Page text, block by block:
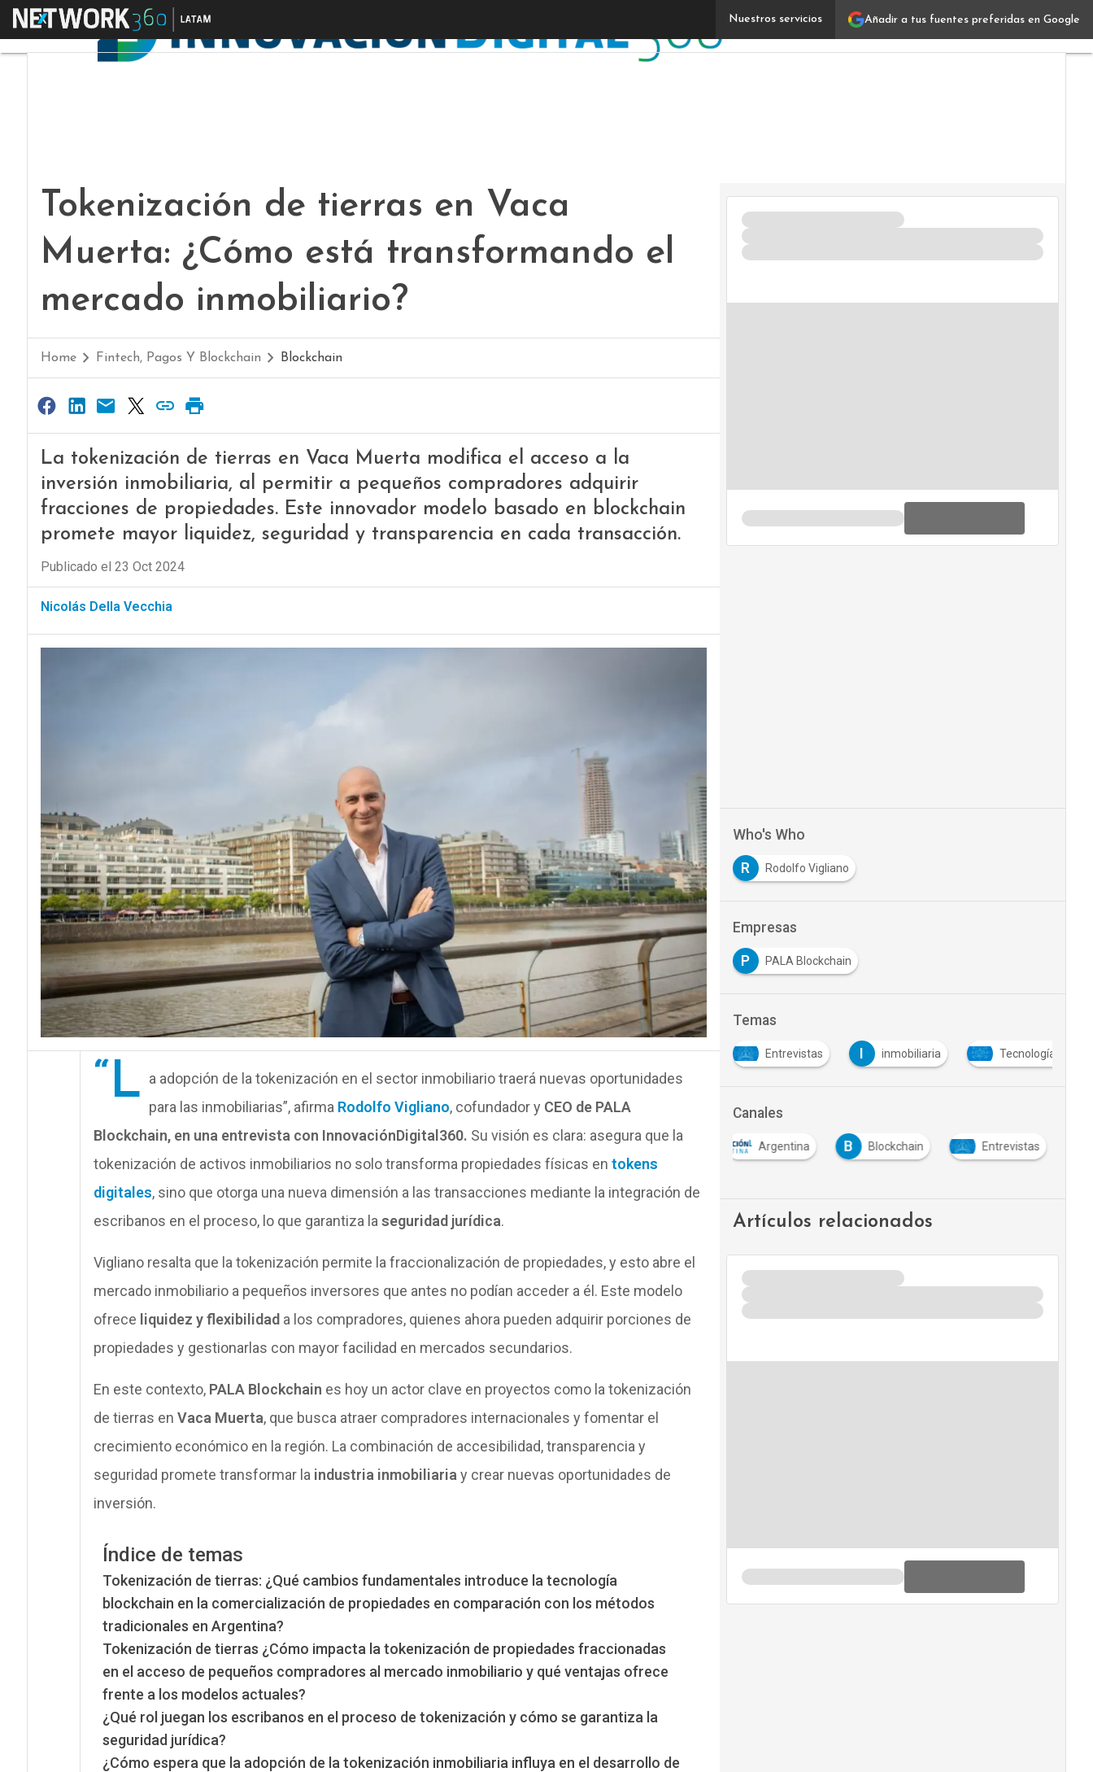
Añadir a tus fuentes preferidas en Google
Nuestros servicios
Menú Tokenización de tierras en Vaca Muerta: ¿Cómo está
Tokenización de tierras en Vaca
Muerta: ¿Cómo está transformando el
mercado inmobiliario?
Home Fintech, Pagos Y Blockchain Blockchain
La tokenización de tierras en Vaca Muerta modifica el acceso a la
inversión inmobiliaria, al permitir a pequeños compradores adquirir
fracciones de propiedades. Este innovador modelo basado en blockchain
promete mayor liquidez, seguridad y transparencia en cada transacción.
Publicado el 23 Oct 2024
Nicolás Della Vecchia
“L a adopción de la tokenización en el sector inmobiliario traerá nuevas oportunidades
para las inmobiliarias”, afirma Rodolfo Vigliano, cofundador y CEO de PALA
Blockchain, en una entrevista con InnovaciónDigital360. Su visión es clara: asegura que la
tokenización de activos inmobiliarios no solo transforma propiedades físicas en tokens
digitales, sino que otorga una nueva dimensión a las transacciones mediante la integración de
escribanos en el proceso, lo que garantiza la seguridad jurídica.
Vigliano resalta que la tokenización permite la fraccionalización de propiedades, y esto abre el
mercado inmobiliario a pequeños inversores que antes no podían acceder a él. Este modelo
ofrece liquidez y flexibilidada los compradores, quienes ahora pueden adquirir porciones de
propiedades y gestionarlas con mayor facilidad en mercados secundarios.
En este contexto, PALA Blockchain es hoy un actor clave en proyectos como la tokenización
de tierras en Vaca Muerta, que busca atraer compradores internacionales y fomentar el
crecimiento económico en la región. La combinación de accesibilidad, transparencia y
seguridad promete transformar la industria inmobiliaria y crear nuevas oportunidades de
inversión.
Índice de temas
Tokenización de tierras: ¿Qué cambios fundamentales introduce la tecnología
blockchain en la comercialización de propiedades en comparación con los métodos
tradicionales en Argentina?
Tokenización de tierras ¿Cómo impacta la tokenización de propiedades fraccionadas
en el acceso de pequeños compradores al mercado inmobiliario y qué ventajas ofrece
frente a los modelos actuales?
¿Qué rol juegan los escribanos en el proceso de tokenización y cómo se garantiza la
seguridad jurídica?
¿Cómo espera que la adopción de la tokenización inmobiliaria influya en el desarrollo de
Who's Who
R Rodolfo Vigliano
Empresas
P PALA Blockchain
Temas
Construcción y Real Estate Entrevistas inmobiliaria Tecnología y
Canales
Argentina B Blockchain Entrevistas
Artículos relacionados